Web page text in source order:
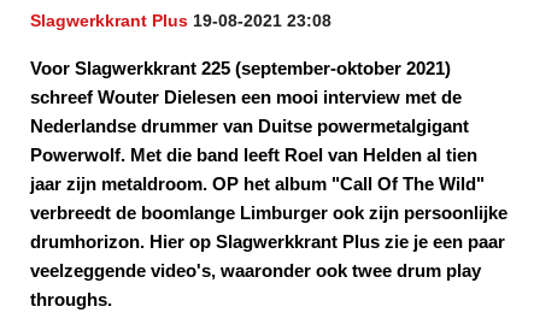
Slagwerkkrant Plus 19-08-2021 23:08
Voor Slagwerkkrant 225 (september-oktober 2021)
schreef Wouter Dielesen een mooi interview met de
Nederlandse drummer van Duitse powermetalgigant
Powerwolf. Met die band leeft Roel van Helden al tien
jaar zijn metaldroom. OP het album "Call Of The Wild"
verbreedt de boomlange Limburger ook zijn persoonlijke
drumhorizon. Hier op Slagwerkkrant Plus zie je een paar
veelzeggende video's, waaronder ook twee drum play
throughs.